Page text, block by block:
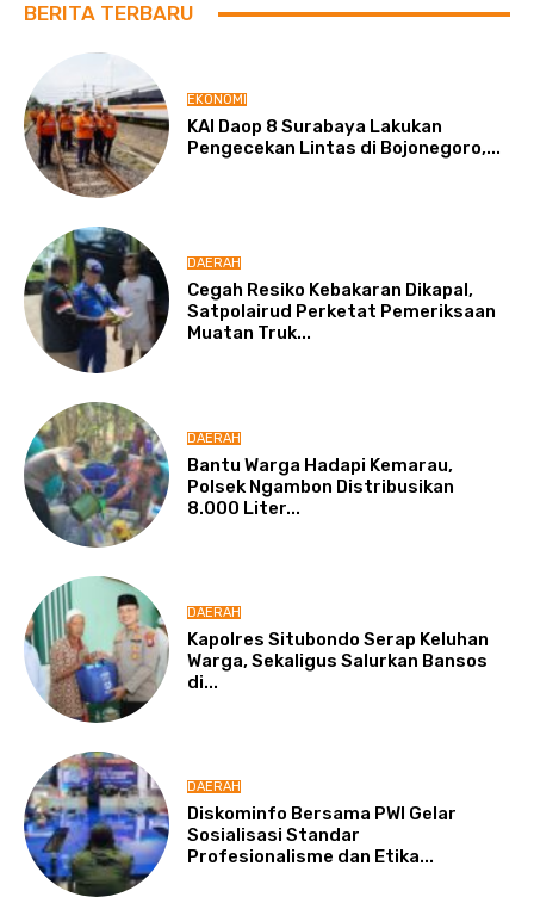
BERITA TERBARU
EKONOMI
KAI Daop 8 Surabaya Lakukan
Pengecekan Lintas di Bojonegoro,...
DAERAH
Cegah Resiko Kebakaran Dikapal,
Satpolairud Perketat Pemeriksaan
Muatan Truk...
DAERAH
Bantu Warga Hadapi Kemarau,
Polsek Ngambon Distribusikan
8.000 Liter...
DAERAH
Kapolres Situbondo Serap Keluhan
Warga, Sekaligus Salurkan Bansos
di...
DAERAH
Diskominfo Bersama PWI Gelar
Sosialisasi Standar
Profesionalisme dan Etika...